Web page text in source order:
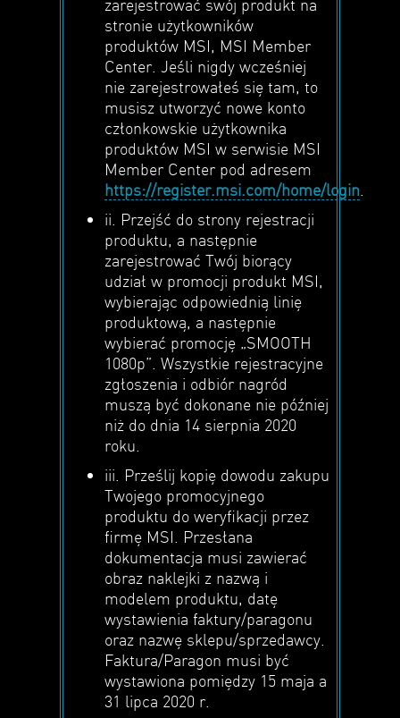
stronie użytkowników
produktów MSI, MSI Member
Center. Jeśli nigdy wcześniej
nie zarejestrowałeś się tam, to
musisz utworzyć nowe konto
członkowskie użytkownika
produktów MSI w serwisie MSI
Member Center pod adresem
https://register.msi.com/home/login
ii. Przejść do strony rejestracji
produktu, a następnie
zarejestrować Twój biorący
udział w promocji produkt MSI,
wybierając odpowiednią linię
produktową, a następnie
wybierać promocję „SMOOTH
1080p”. Wszystkie rejestracyjne
zgłoszenia i odbiór nagród
muszą być dokonane nie później
niż do dnia 14 sierpnia 2020
roku.
iii. Prześlij kopię dowodu zakupu
Twojego promocyjnego
produktu do weryfikacji przez
firmę MSI. Przesłana
dokumentacja musi zawierać
obraz naklejki z nazwą i
modelem produktu, datę
wystawienia faktury/paragonu
oraz nazwę sklepu/sprzedawcy.
Faktura/Paragon musi być
wystawiona pomiędzy 15 maja a
31 lipca 2020 r.